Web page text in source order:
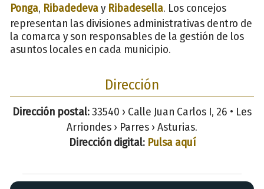
Ponga, Ribadedevay Ribadesella. Los concejos
representan las divisiones administrativas dentro de
la comarca y son responsables de la gestión de los
asuntos locales en cada municipio.
Dirección
Dirección postal:33540 › Calle Juan Carlos I, 26 • Les
Arriondes › Parres › Asturias.
Dirección digital: Pulsa aquí